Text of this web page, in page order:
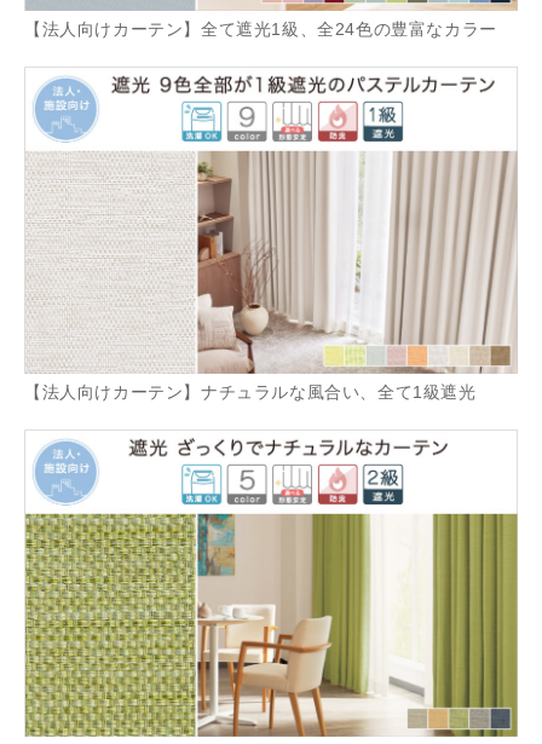
【法人向けカーテン】全て遮光1級、全24色の豊富なカラー
【法人向けカーテン】ナチュラルな風合い、全て1級遮光